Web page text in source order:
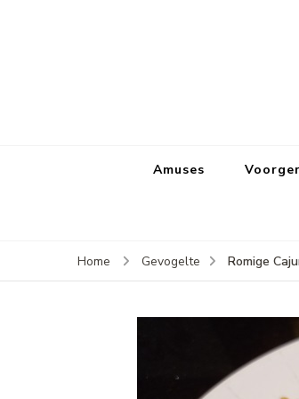
Amuses
Home Gevogelte Romige